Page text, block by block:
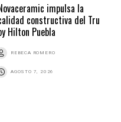
impulsa la
constructiva del Tru
Hilton Puebla
REBECA ROMERO
AGOSTO 7, 2026